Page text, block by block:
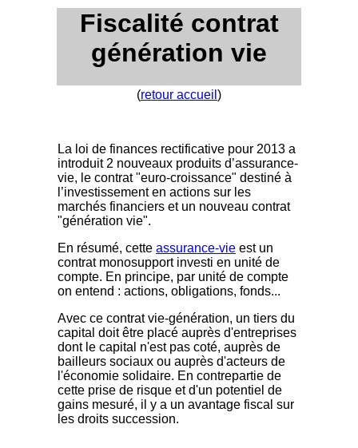
Fiscalité contrat
génération vie
(retour accueil )
La loi de finances rectificative pour 2013 a
introduit 2 nouveaux produits d’assurance-
vie, le contrat "euro-croissance" destiné à
l’investissement en actions sur les
marchés financiers et un nouveau contrat
"génération vie".
En résumé, cette assurance-vie est un
contrat monosupport investi en unité de
compte. En principe, par unité de compte
on entend : actions, obligations, fonds...
Avec ce contrat vie-génération, un tiers du
capital doit être placé auprès d'entreprises
dont le capital n'est pas coté, auprès de
bailleurs sociaux ou auprès d'acteurs de
l'économie solidaire. En contrepartie de
cette prise de risque et d'un potentiel de
gains mesuré, il y a un avantage fiscal sur
les droits succession.